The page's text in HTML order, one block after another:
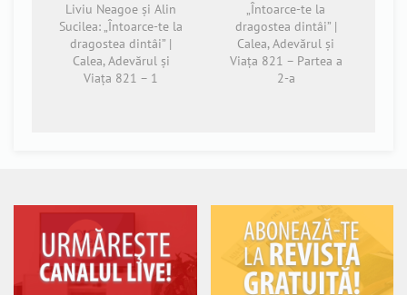
Liviu Neagoe și Alin
Sucilea: „Întoarce-te la
dragostea dintâi” |
Calea, Adevărul și
Viața 821 – 1
„Întoarce-te la
dragostea dintâi” |
Calea, Adevărul și
Viața 821 – Partea a
2-a